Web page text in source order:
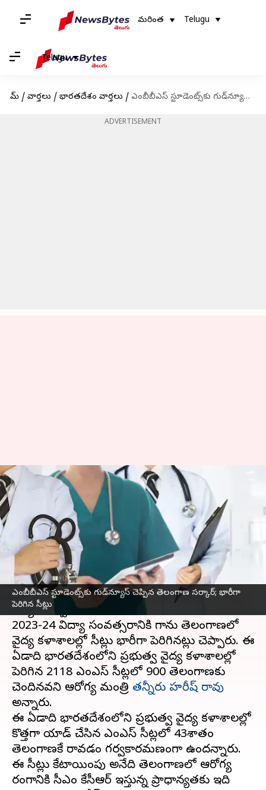
మరింత Telugu
Telugu
హోమ్ / వార్తలు / భారతదేశం వార్తలు / ఎంబీబీఎస్ స్టూడెంట్స్‌కు గుడ్‌న్యూస్ చెప్పిన తెలంగాణ సర్కార్; భారీగా పెరిగిన సీట్లు
ADVERTISEMENT
ఎంబీబీఎస్ స్టూడెంట్స్‌కు గుడ్‌న్యూస్ చెప్పిన తెలంగాణ సర్కార్; భారీగా
పెరిగిన సీట్లు
ఎంబీబీఎస్ స్టూడెంట్స్‌కు గుడ్‌న్యూస్
చెప్పిన తెలంగాణ సర్కార్; భారీగా
పెరిగిన సీట్లు
వ్రాసిన వారు Stalin Jul 04, 2023 06:54 pm
ఈ వార్తాకథనం ఏంటి
ఎంబీబీఎస్ స్టూడెంట్స్‌కుతెలంగాణప్రభుత్వం గుడ్
న్యూస్ చెప్పింది.
2023-24 విద్యా సంవత్సరానికి గాను తెలంగాణలో
వైద్య కళాశాలల్లో సీట్లు భారీగా పెరిగినట్లు చెప్పారు. ఈ
ఏడాది భారతదేశంలోని ప్రభుత్వ వైద్య కళాశాలల్లో
పెరిగిన 2118 ఎంబీబీఎస్ సీట్లలో 900 తెలంగాణకు
చెందినవని ఆరోగ్య మంత్రి తన్నీరు హరీష్ రావు
అన్నారు.
ఈ ఏడాది భారతదేశంలోని ప్రభుత్వ వైద్య కళాశాలల్లో
కొత్తగా యాడ్ చేసిన ఎంబీబీఎస్ సీట్లలో 43శాతం
తెలంగాణకే రావడం గర్వకారమణంగా ఉందన్నారు.
ఈ సీట్లు కేటాయింపు అనేది తెలంగాణలో ఆరోగ్య
రంగానికి సీఎం కేసీఆర్ ఇస్తున్న ప్రాధాన్యతకు ఇది